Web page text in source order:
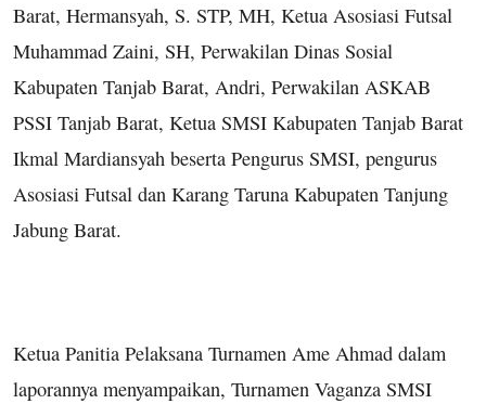
Barat, Hermansyah, S. STP, MH, Ketua Asosiasi Futsal
Muhammad Zaini, SH, Perwakilan Dinas Sosial
Kabupaten Tanjab Barat, Andri, Perwakilan ASKAB
PSSI Tanjab Barat, Ketua SMSI Kabupaten Tanjab Barat
Ikmal Mardiansyah beserta Pengurus SMSI, pengurus
Asosiasi Futsal dan Karang Taruna Kabupaten Tanjung
Jabung Barat.
Ketua Panitia Pelaksana Turnamen Ame Ahmad dalam
laporannya menyampaikan, Turnamen Vaganza SMSI